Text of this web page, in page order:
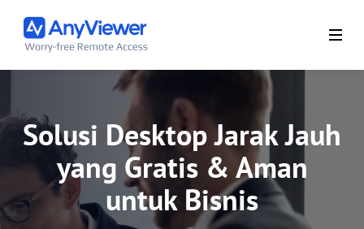
Solusi Desktop Jarak Jauh
yang Gratis & Aman
untuk Bisnis